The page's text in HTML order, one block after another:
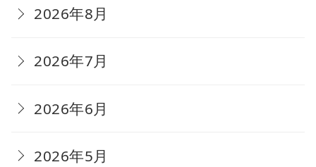
2026年8月
2026年7月
2026年6月
2026年5月